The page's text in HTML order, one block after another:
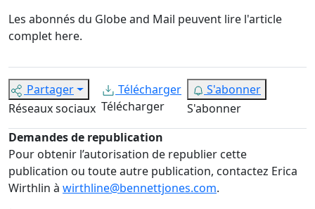
Les abonnés du Globe and Mail peuvent lire l'article
complet here.
Partager
Réseaux sociaux
Télécharger
Télécharger
S'abonner
S'abonner
Demandes de republication
Pour obtenir l’autorisation de republier cette
publication ou toute autre publication, contactez Erica
Wirthlin à wirthline@bennettjones.com.